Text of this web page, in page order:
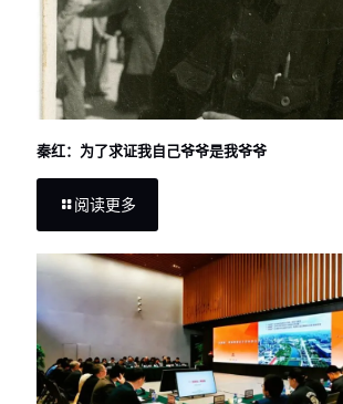
秦红：为了求证我自己爷爷是我爷爷
阅读更多